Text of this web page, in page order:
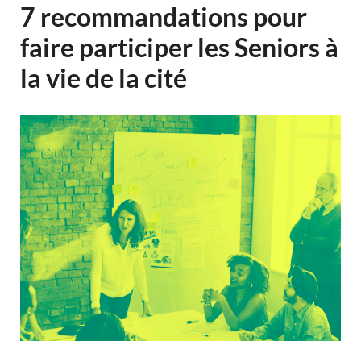
7 recommandations pour
faire participer les Seniors à
la vie de la cité